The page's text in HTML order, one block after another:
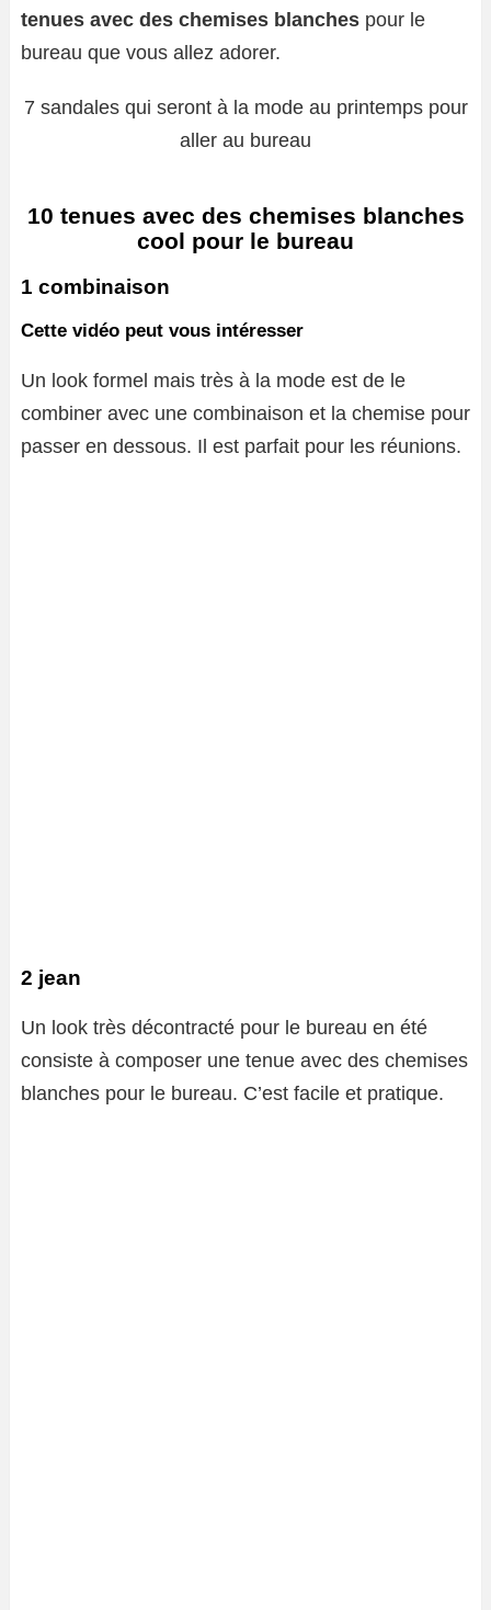
tenues avec des chemises blanches pour le
bureau que vous allez adorer.
7 sandales qui seront à la mode au printemps pour
aller au bureau
10 tenues avec des chemises blanches
cool pour le bureau
1 combinaison
Cette vidéo peut vous intéresser
Un look formel mais très à la mode est de le
combiner avec une combinaison et la chemise pour
passer en dessous. Il est parfait pour les réunions.
2 jean
Un look très décontracté pour le bureau en été
consiste à composer une tenue avec des chemises
blanches pour le bureau. C’est facile et pratique.